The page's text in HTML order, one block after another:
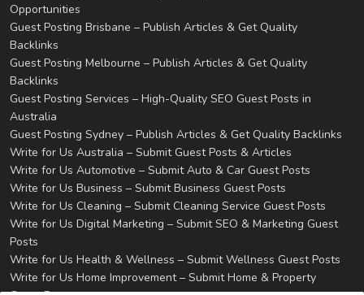
Opportunities
Guest Posting Brisbane – Publish Articles & Get Quality
Backlinks
Guest Posting Melbourne – Publish Articles & Get Quality
Backlinks
Guest Posting Services – High-Quality SEO Guest Posts in
Australia
Guest Posting Sydney – Publish Articles & Get Quality Backlinks
Write for Us Australia – Submit Guest Posts & Articles
Write for Us Automotive – Submit Auto & Car Guest Posts
Write for Us Business – Submit Business Guest Posts
Write for Us Cleaning – Submit Cleaning Service Guest Posts
Write for Us Digital Marketing – Submit SEO & Marketing Guest
Posts
Write for Us Health & Wellness – Submit Wellness Guest Posts
Write for Us Home Improvement – Submit Home & Property